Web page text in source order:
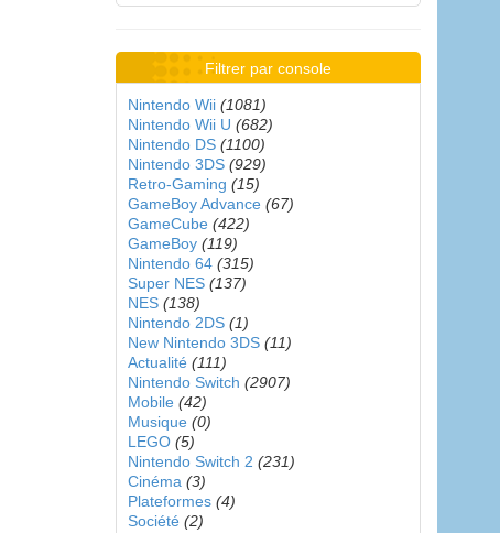
Filtrer par console
Nintendo Wii (1081)
Nintendo Wii U (682)
Nintendo DS (1100)
Nintendo 3DS (929)
Retro-Gaming (15)
GameBoy Advance (67)
GameCube (422)
GameBoy (119)
Nintendo 64 (315)
Super NES (137)
NES (138)
Nintendo 2DS (1)
New Nintendo 3DS (11)
Actualité (111)
Nintendo Switch (2907)
Mobile (42)
Musique (0)
LEGO (5)
Nintendo Switch 2 (231)
Cinéma (3)
Plateformes (4)
Société (2)